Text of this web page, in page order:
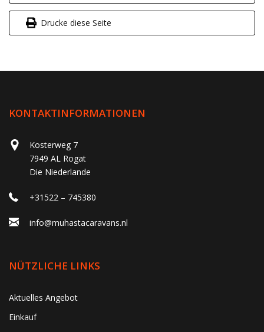
Drucke diese Seite
KONTAKTINFORMATIONEN
Kosterweg 7
7949 AL Rogat
Die Niederlande
+31522 – 745380
info@muhastacaravans.nl
NÜTZLICHE LINKS
Aktuelles Angebot
Einkauf